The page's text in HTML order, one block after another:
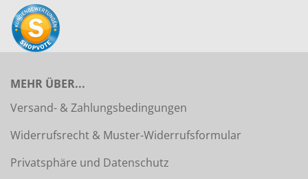
MEHR ÜBER...
Versand- & Zahlungsbedingungen
Widerrufsrecht & Muster-Widerrufsformular
Privatsphäre und Datenschutz